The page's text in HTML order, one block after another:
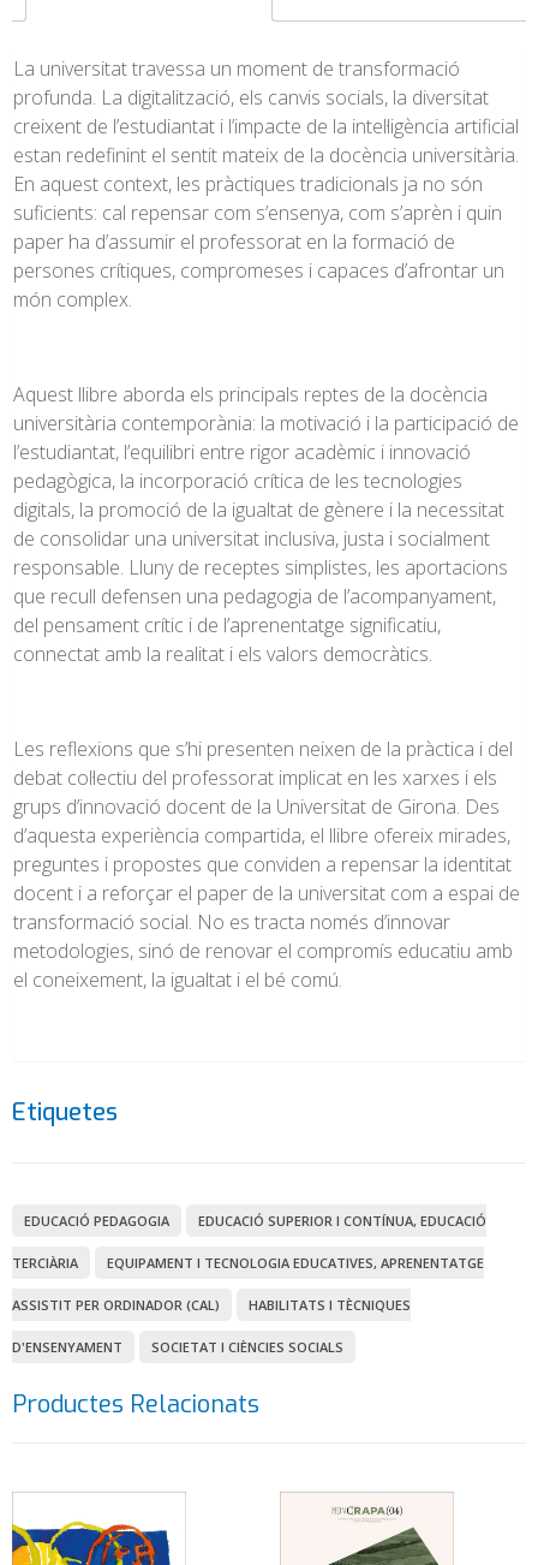
La universitat travessa un moment de transformació
profunda. La digitalització, els canvis socials, la diversitat
creixent de l’estudiantat i l’impacte de la intel·ligència artificial
estan redefinint el sentit mateix de la docència universitària.
En aquest context, les pràctiques tradicionals ja no són
suficients: cal repensar com s’ensenya, com s’aprèn i quin
paper ha d’assumir el professorat en la formació de
persones crítiques, compromeses i capaces d’afrontar un
món complex.
Aquest llibre aborda els principals reptes de la docència
universitària contemporània: la motivació i la participació de
l’estudiantat, l’equilibri entre rigor acadèmic i innovació
pedagògica, la incorporació crítica de les tecnologies
digitals, la promoció de la igualtat de gènere i la necessitat
de consolidar una universitat inclusiva, justa i socialment
responsable. Lluny de receptes simplistes, les aportacions
que recull defensen una pedagogia de l’acompanyament,
del pensament crític i de l’aprenentatge significatiu,
connectat amb la realitat i els valors democràtics.
Les reflexions que s’hi presenten neixen de la pràctica i del
debat col·lectiu del professorat implicat en les xarxes i els
grups d’innovació docent de la Universitat de Girona. Des
d’aquesta experiència compartida, el llibre ofereix mirades,
preguntes i propostes que conviden a repensar la identitat
docent i a reforçar el paper de la universitat com a espai de
transformació social. No es tracta només d’innovar
metodologies, sinó de renovar el compromís educatiu amb
el coneixement, la igualtat i el bé comú.
Etiquetes
EDUCACIÓ PEDAGOGIA EDUCACIÓ SUPERIOR I CONTÍNUA, EDUCACIÓ
TERCIÀRIA EQUIPAMENT I TECNOLOGIA EDUCATIVES, APRENENTATGE
ASSISTIT PER ORDINADOR (CAL) HABILITATS I TÈCNIQUES
D'ENSENYAMENT SOCIETAT I CIÈNCIES SOCIALS
Productes Relacionats